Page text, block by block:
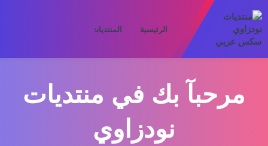
الرئيسية المنتديات
مرحبآ بك في منتديات
نودزاوي